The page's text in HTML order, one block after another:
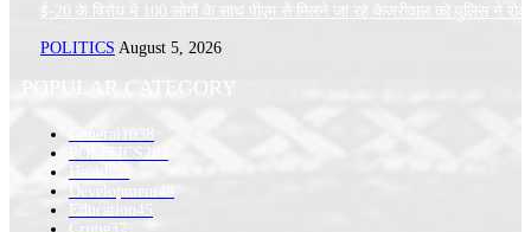
ई-20 के विरोध में 100 लोगों के साथ पीएम से मिलने जा रहे केजरीवाल को पुलिस ने
POLITICS August 5, 2026
POPULAR CATEGORY
POLITICS 283
Development 48
Education45
Crime 37